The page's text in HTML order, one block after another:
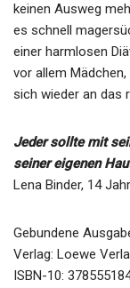
keinen Ausweg
es schnell
einer harmlosen
vor allem
sich wieder an das
Jeder sollte mit
seiner eigenen
Lena Binder, 14
Gebundene
Verlag: Loewe
ISBN-10: